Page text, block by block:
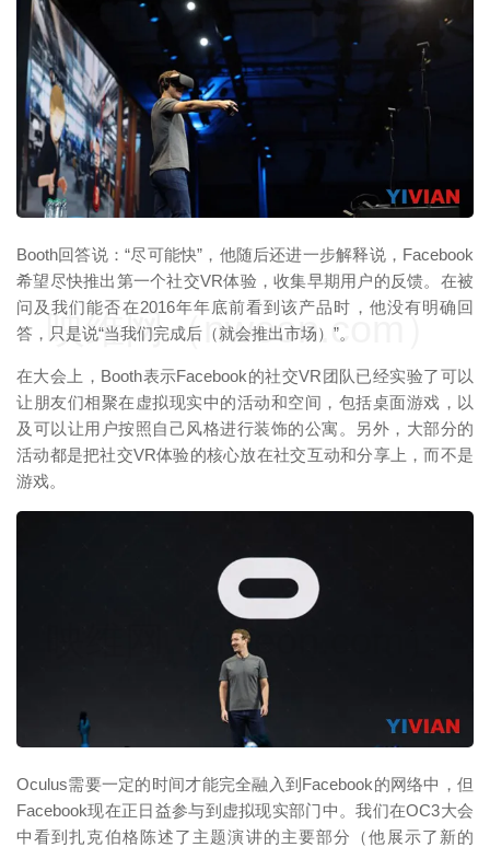
Booth回答说：“尽可能快”，他随后还进一步解释说，Facebook
希望尽快推出第一个社交VR体验，收集早期用户的反馈。在被
问及我们能否在2016年年底前看到该产品时，他没有明确回
答，只是说“当我们完成后（就会推出市场）”。
在大会上，Booth表示Facebook的社交VR团队已经实验了可以
让朋友们相聚在虚拟现实中的活动和空间，包括桌面游戏，以
及可以让用户按照自己风格进行装饰的公寓。另外，大部分的
活动都是把社交VR体验的核心放在社交互动和分享上，而不是
游戏。
Oculus需要一定的时间才能完全融入到Facebook的网络中，但
Facebook现在正日益参与到虚拟现实部门中。我们在OC3大会
中看到扎克伯格陈述了主题演讲的主要部分（他展示了新的
映维网（nweon.com）
映维网（nweon.com）
映维网（nweon.com）